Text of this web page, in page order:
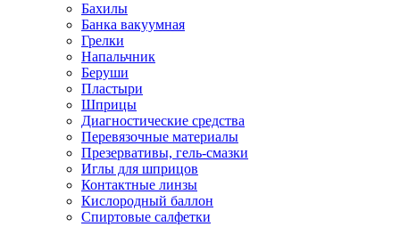
Бахилы
Банка вакуумная
Грелки
Напальчник
Беруши
Пластыри
Шприцы
Диагностические средства
Перевязочные материалы
Презервативы, гель-смазки
Иглы для шприцов
Контактные линзы
Кислородный баллон
Спиртовые салфетки